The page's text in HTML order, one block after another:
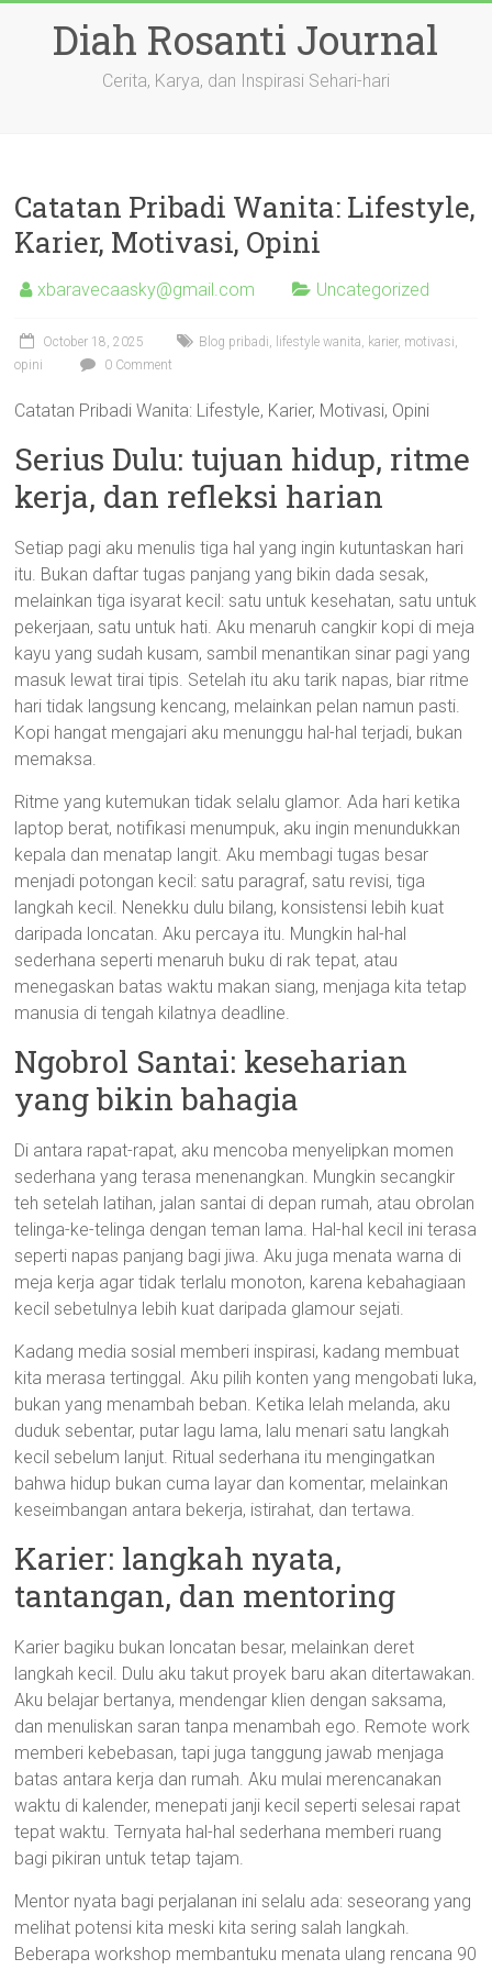
contentDiah Rosanti Journal
Cerita, Karya, dan Inspirasi Sehari-hari
Catatan Pribadi Wanita: Lifestyle,
Karier, Motivasi, Opini
xbaravecaasky@gmail.com Uncategorized
October 18, 2025
Blog pribadi, lifestyle wanita, karier, motivasi,
opini
0 Comment
Catatan Pribadi Wanita: Lifestyle, Karier, Motivasi, Opini
Serius Dulu: tujuan hidup, ritme
kerja, dan refleksi harian
Setiap pagi aku menulis tiga hal yang ingin kutuntaskan hari
itu. Bukan daftar tugas panjang yang bikin dada sesak,
melainkan tiga isyarat kecil: satu untuk kesehatan, satu untuk
pekerjaan, satu untuk hati. Aku menaruh cangkir kopi di meja
kayu yang sudah kusam, sambil menantikan sinar pagi yang
masuk lewat tirai tipis. Setelah itu aku tarik napas, biar ritme
hari tidak langsung kencang, melainkan pelan namun pasti.
Kopi hangat mengajari aku menunggu hal-hal terjadi, bukan
memaksa.
Ritme yang kutemukan tidak selalu glamor. Ada hari ketika
laptop berat, notifikasi menumpuk, aku ingin menundukkan
kepala dan menatap langit. Aku membagi tugas besar
menjadi potongan kecil: satu paragraf, satu revisi, tiga
langkah kecil. Nenekku dulu bilang, konsistensi lebih kuat
daripada loncatan. Aku percaya itu. Mungkin hal-hal
sederhana seperti menaruh buku di rak tepat, atau
menegaskan batas waktu makan siang, menjaga kita tetap
manusia di tengah kilatnya deadline.
Ngobrol Santai: keseharian
yang bikin bahagia
Di antara rapat-rapat, aku mencoba menyelipkan momen
sederhana yang terasa menenangkan. Mungkin secangkir
teh setelah latihan, jalan santai di depan rumah, atau obrolan
telinga-ke-telinga dengan teman lama. Hal-hal kecil ini terasa
seperti napas panjang bagi jiwa. Aku juga menata warna di
meja kerja agar tidak terlalu monoton, karena kebahagiaan
kecil sebetulnya lebih kuat daripada glamour sejati.
Kadang media sosial memberi inspirasi, kadang membuat
kita merasa tertinggal. Aku pilih konten yang mengobati luka,
bukan yang menambah beban. Ketika lelah melanda, aku
duduk sebentar, putar lagu lama, lalu menari satu langkah
kecil sebelum lanjut. Ritual sederhana itu mengingatkan
bahwa hidup bukan cuma layar dan komentar, melainkan
keseimbangan antara bekerja, istirahat, dan tertawa.
Karier: langkah nyata,
tantangan, dan mentoring
Karier bagiku bukan loncatan besar, melainkan deret
langkah kecil. Dulu aku takut proyek baru akan ditertawakan.
Aku belajar bertanya, mendengar klien dengan saksama,
dan menuliskan saran tanpa menambah ego. Remote work
memberi kebebasan, tapi juga tanggung jawab menjaga
batas antara kerja dan rumah. Aku mulai merencanakan
waktu di kalender, menepati janji kecil seperti selesai rapat
tepat waktu. Ternyata hal-hal sederhana memberi ruang
bagi pikiran untuk tetap tajam.
Mentor nyata bagi perjalanan ini selalu ada: seseorang yang
melihat potensi kita meski kita sering salah langkah.
Beberapa workshop membantuku menata ulang rencana 90